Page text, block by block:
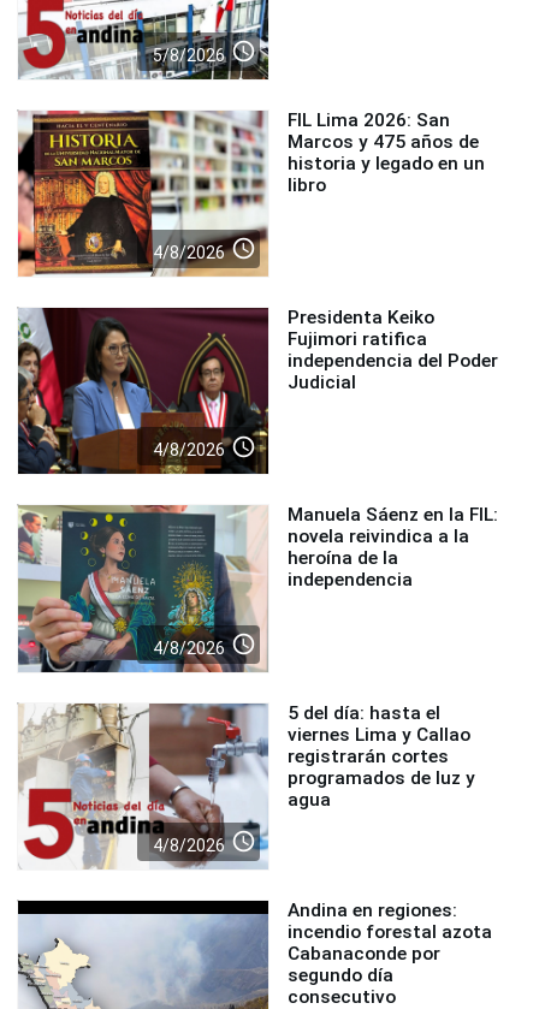
5/8/2026 access_time
4/8/2026 access_time
FIL Lima 2026: San
Marcos y 475 años de
historia y legado en un
libro
4/8/2026 access_time
Presidenta Keiko
Fujimori ratifica
independencia del Poder
Judicial
4/8/2026 access_time
Manuela Sáenz en la FIL:
novela reivindica a la
heroína de la
independencia
4/8/2026 access_time
5 del día: hasta el
viernes Lima y Callao
registrarán cortes
programados de luz y
agua
Andina en regiones:
incendio forestal azota
Cabanaconde por
segundo día
consecutivo